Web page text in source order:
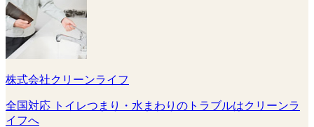
株式会社クリーンライフ
全国対応 トイレつまり・水まわりのトラブルはクリーンラ
イフへ